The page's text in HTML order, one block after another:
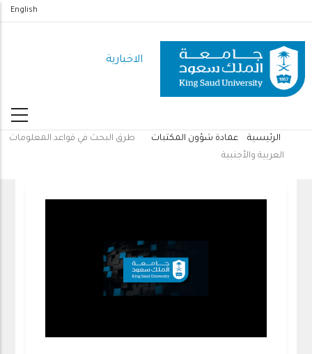
المحتوى
الرئيسي
English
الاخبارية
مسار
الرئيسية عمادة شؤون المكتبات
طرق البحث في قواعد المعلومات
العربية والأجنبية